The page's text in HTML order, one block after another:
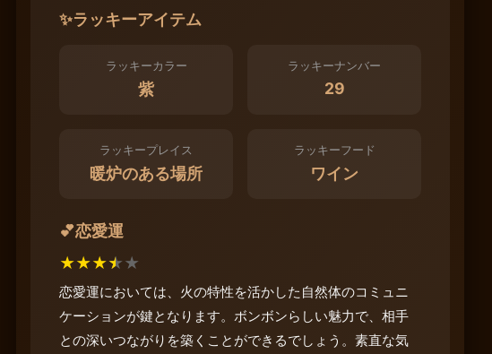
✨ラッキーアイテム
ラッキーカラー
紫
ラッキーナンバー
29
ラッキープレイス
暖炉のある場所
ラッキーフード
ワイン
💕恋愛運
★★★★★
恋愛運においては、火の特性を活かした自然体のコミュニ
ケーションが鍵となります。ボンボンらしい魅力で、相手
との深いつながりを築くことができるでしょう。素直な気